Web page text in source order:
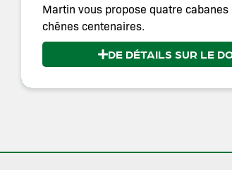
Martin vous propose quatre
chênes centenaires.
DE DÉTAILS SUR LE